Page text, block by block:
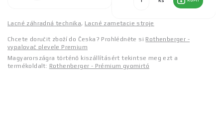
Lacné záhradná technika, Lacné zametacie stroje
Chcete doručit zboží do Česka? Prohlédněte si Rothenberger -
vypalovač plevele Premium
Magyarországra történő kiszállításért tekintse meg ezt a
termékoldalt: Rothenberger - Prémium gyomirtó